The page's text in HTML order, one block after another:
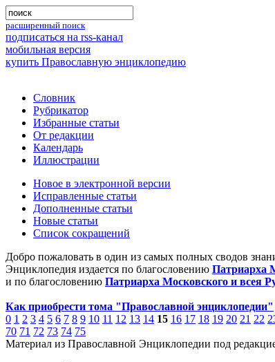
расширенный поиск
подписаться на rss-канал
мобильная версия
купить Православную энциклопедию
Словник
Рубрикатор
Избранные статьи
От редакции
Календарь
Иллюстрации
Новое в электронной версии
Исправленные статьи
Дополненные статьи
Новые статьи
Список сокращений
Добро пожаловать в один из самых полных сводов
Энциклопедия издается по благословению Патриарха
и по благословению Патриарха Московского и всея
Как приобрести тома "Православной энциклопедии"
0 1 2 3 4 5 6 7 8 9 10 11 12 13 14 15 16 17 18 19 20 21 22
70 71 72 73 74 75
Материал из Православной Энциклопедии под